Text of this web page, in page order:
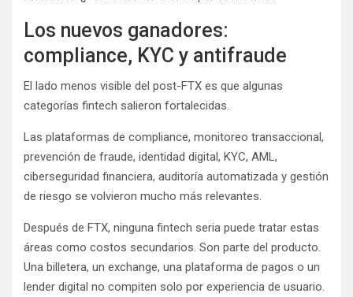
Los nuevos ganadores:
compliance, KYC y antifraude
El lado menos visible del post-FTX es que algunas
categorías fintech salieron fortalecidas.
Las plataformas de compliance, monitoreo transaccional,
prevención de fraude, identidad digital, KYC, AML,
ciberseguridad financiera, auditoría automatizada y gestión
de riesgo se volvieron mucho más relevantes.
Después de FTX, ninguna fintech seria puede tratar estas
áreas como costos secundarios. Son parte del producto.
Una billetera, un exchange, una plataforma de pagos o un
lender digital no compiten solo por experiencia de usuario.